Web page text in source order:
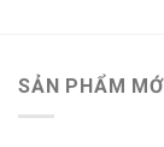
SẢN PHẨM MỚI